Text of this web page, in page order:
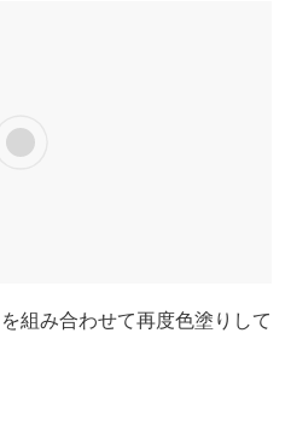
組み合わせて再度色塗りして